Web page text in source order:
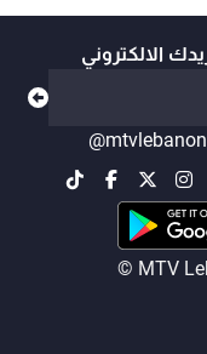
الالكتروني
@mtvlebanon
© MTV